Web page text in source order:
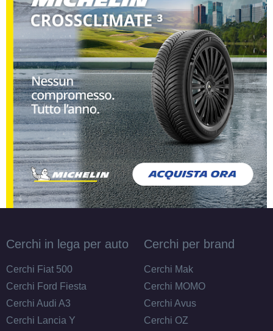
Cerchi in lega per auto
Cerchi Fiat 500
Cerchi Ford Fiesta
Cerchi Audi A3
Cerchi Lancia Y
Cerchi per brand
Cerchi Mak
Cerchi MOMO
Cerchi Avus
Cerchi OZ